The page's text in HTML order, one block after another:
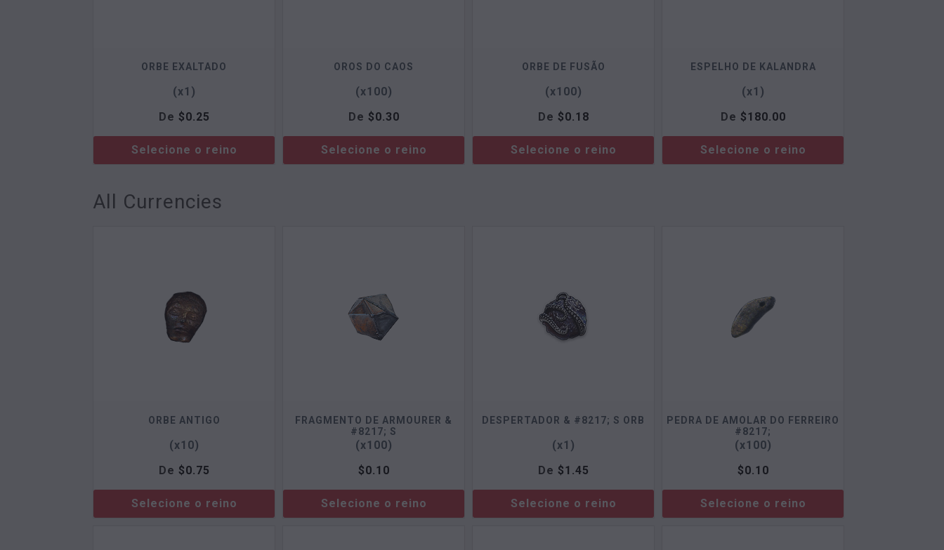
ORBE EXALTADO
(x1)
De $0.25
Selecione o reino
OROS DO CAOS
(x100)
De $0.30
Selecione o reino
ORBE DE FUSÃO
(x100)
De $0.18
Selecione o reino
ESPELHO DE KALANDRA
(x1)
De $180.00
Selecione o reino
All Currencies
ORBE ANTIGO
(x10)
De $0.75
Selecione o reino
FRAGMENTO DE ARMOURER &
#8217; S
(x100)
$0.10
Selecione o reino
DESPERTADOR & #8217; S ORB
(x1)
De $1.45
Selecione o reino
PEDRA DE AMOLAR DO FERREIRO
#8217;
(x100)
$0.10
Selecione o reino